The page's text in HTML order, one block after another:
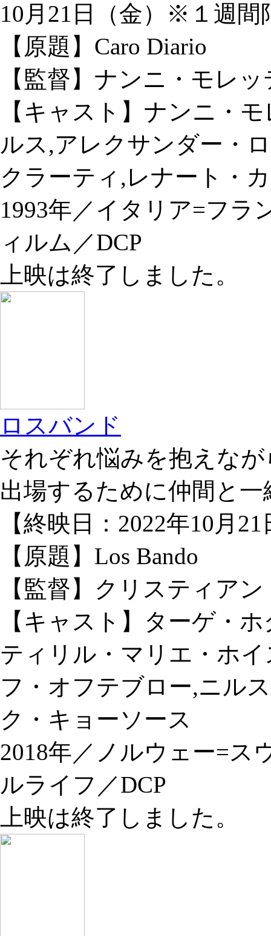
10月21日（金）※１週間
【原題】Caro Diario
【監督】ナンニ・モレ
【キャスト】ナンニ・
ルス,アレクサンダー・
クラーティ,レナート・
1993年／イタリア=フラ
ィルム／DCP
上映は終了しました。
ロスバンド
それぞれ悩みを抱えな
出場するために仲間と
【終映日：2022年10月
【原題】Los Bando
【監督】クリスティア
【キャスト】ターゲ・
ティリル・マリエ・ホ
フ・オフテブロー,ニル
ク・キョーソース
2018年／ノルウェー=ス
ルライフ／DCP
上映は終了しました。